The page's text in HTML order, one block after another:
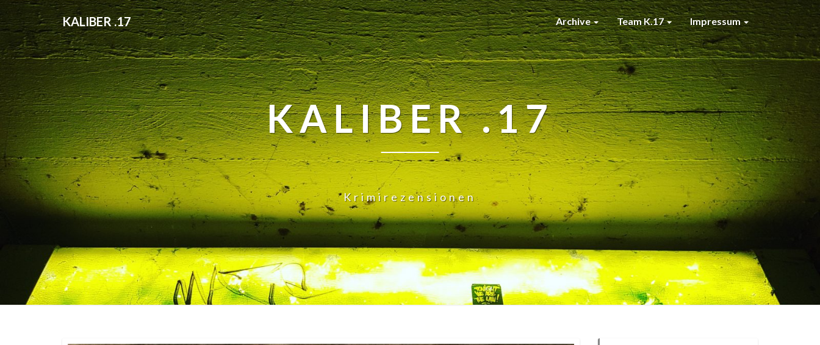
KALIBER .17 Archive Team K.17 Impressum
KALIBER .17
Krimirezensionen